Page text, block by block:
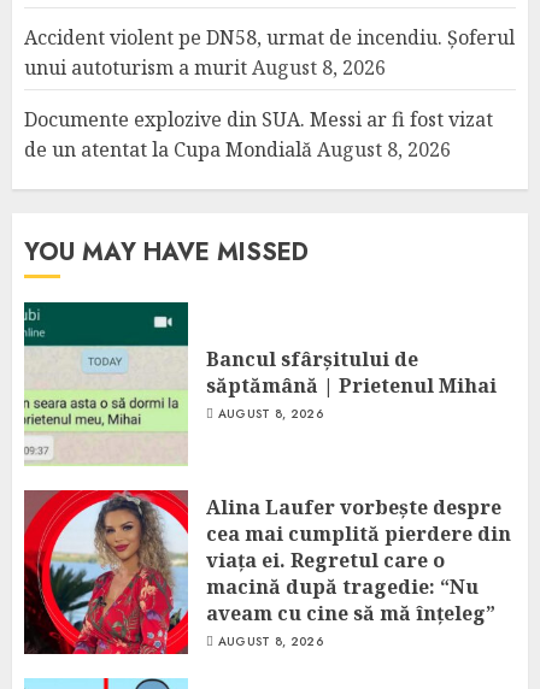
Accident violent pe DN58, urmat de incendiu. Șoferul
unui autoturism a muritAugust 8, 2026
Documente explozive din SUA. Messi ar fi fost vizat
de un atentat la Cupa MondialăAugust 8, 2026
YOU MAY HAVE MISSED
Bancul sfârșitului de
săptămână | Prietenul Mihai
AUGUST 8, 2026
Alina Laufer vorbește despre
cea mai cumplită pierdere din
viața ei. Regretul care o
macină după tragedie: “Nu
aveam cu cine să mă înțeleg”
AUGUST 8, 2026